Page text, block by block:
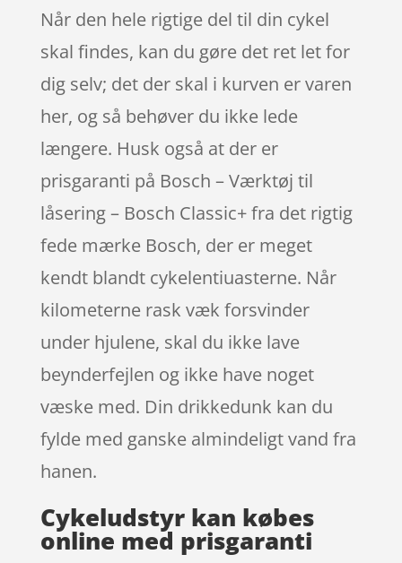
Når den hele rigtige del til din cykel
skal findes, kan du gøre det ret let for
dig selv; det der skal i kurven er varen
her, og så behøver du ikke lede
længere. Husk også at der er
prisgaranti på Bosch – Værktøj til
låsering – Bosch Classic+ fra det rigtig
fede mærke Bosch, der er meget
kendt blandt cykelentiuasterne. Når
kilometerne rask væk forsvinder
under hjulene, skal du ikke lave
beynderfejlen og ikke have noget
væske med. Din drikkedunk kan du
fylde med ganske almindeligt vand fra
hanen.
Cykeludstyr kan købes
online med prisgaranti